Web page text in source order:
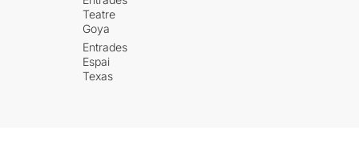
Teatre
Goya
Entrades
Espai
Texas